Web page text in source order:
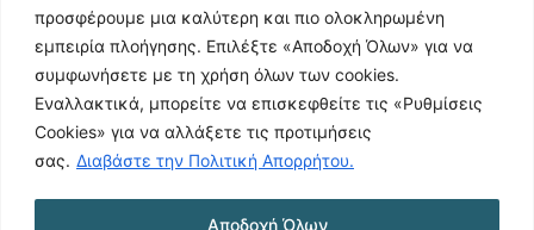
προσφέρουμε μια καλύτερη και πιο ολοκληρωμένη
εμπειρία πλοήγησης. Επιλέξτε «Αποδοχή Όλων» για να
συμφωνήσετε με τη χρήση όλων των cookies.
Εναλλακτικά, μπορείτε να επισκεφθείτε τις «Ρυθμίσεις
Cookies» για να αλλάξετε τις προτιμήσεις
σας. Διαβάστε την Πολιτική Απορρήτου.
Αποδοχή Όλων
ΑΚΟΛΟΥΘΗΣΕ ΜΑΣ